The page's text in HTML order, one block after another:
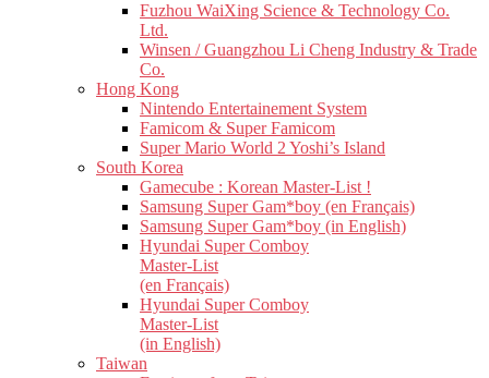
Fuzhou WaiXing Science & Technology Co.
Ltd.
Winsen / Guangzhou Li Cheng Industry & Trade
Co.
Hong Kong
Nintendo Entertainement System
Famicom & Super Famicom
Super Mario World 2 Yoshi’s Island
South Korea
Gamecube : Korean Master-List !
Samsung Super Gam*boy (en Français)
Samsung Super Gam*boy (in English)
Hyundai Super Comboy
Master-List
(en Français)
Hyundai Super Comboy
Master-List
(in English)
Taiwan